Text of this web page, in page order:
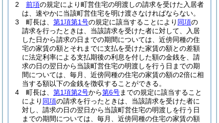
2
前項の規定により町営住宅の明渡しの請求を受けた入居者
は、速やかに当該町営住宅を明け渡さなければならない。
3
町長は、 第1項第1号の規定に該当することにより 同項の
請求を行ったときは、当該請求を受けた者に対して、入居
した日から請求の日までの期間については、近傍同種の住
宅の家賃の額とそれまでに支払を受けた家賃の額との差額
に法定利率による支払期後の利息を付した額の金銭を、請
求の日の翌日から当該町営住宅の明渡しを行う日までの期
間については、毎月、近傍同種の住宅の家賃の額の2倍に相
当する額以下の金銭を徴収することができる。
4
町長は、 第1項第2号から第6号までの規定に該当すること
により 同項の請求を行ったときは、当該請求を受けた者に
対し、請求の日の翌日から当該町営住宅の明渡しを行う日
までの期間については、毎月、近傍同種の住宅の家賃の額